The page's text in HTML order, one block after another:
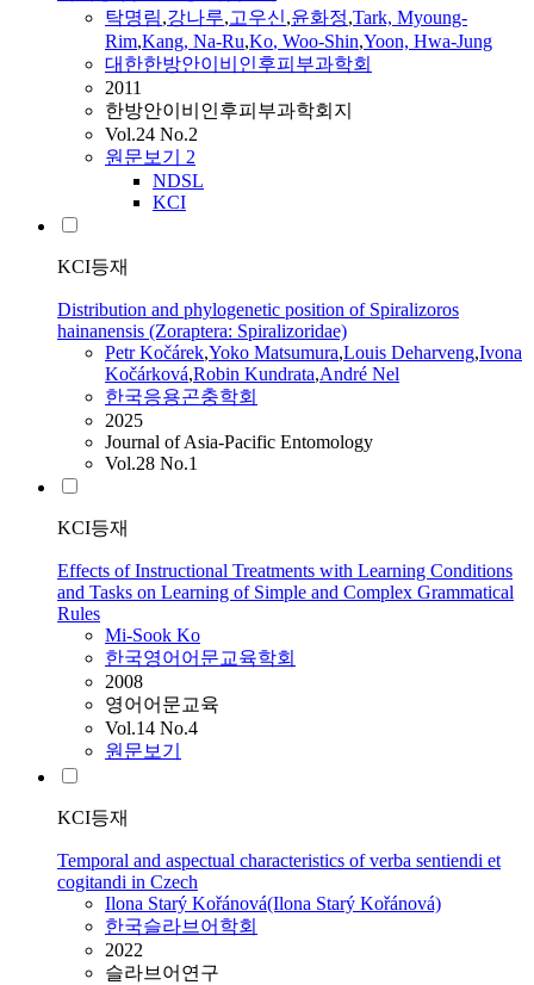
탁명림,강나루,고우신,윤화정,Tark, Myoung-
Rim,Kang, Na-Ru,Ko, Woo-Shin,Yoon, Hwa-Jung
대한한방안이비인후피부과학회
2011
한방안이비인후피부과학회지
Vol.24 No.2
원문보기 2
NDSL
KCI
KCI등재
Distribution and phylogenetic position of Spiralizoros
hainanensis (Zoraptera: Spiralizoridae)
Petr Kočárek,Yoko Matsumura,Louis Deharveng,Ivona
Kočárková,Robin Kundrata,André Nel
한국응용곤충학회
2025
Journal of Asia-Pacific Entomology
Vol.28 No.1
KCI등재
Effects of Instructional Treatments with Learning Conditions
and Tasks on Learning of Simple and Complex Grammatical
Rules
Mi-Sook Ko
한국영어어문교육학회
2008
영어어문교육
Vol.14 No.4
원문보기
KCI등재
Temporal and aspectual characteristics of verba sentiendi et
cogitandi in Czech
Ilona Starý Kořánová(Ilona Starý Kořánová)
한국슬라브어학회
2022
슬라브어연구